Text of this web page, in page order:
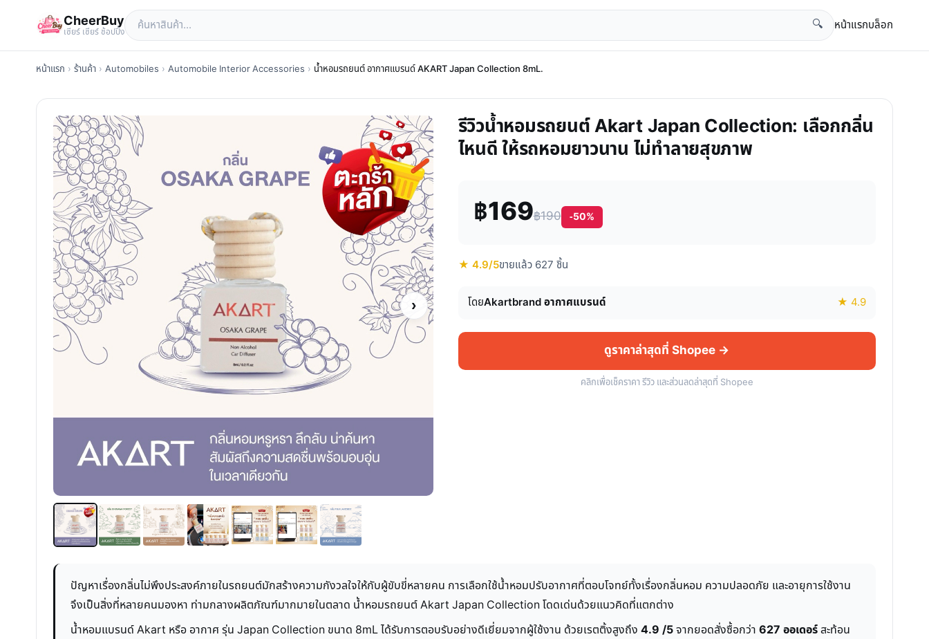
CheerBuy
เซียร์ เซียร์ ช้อปปิ้ง
🔍 หน้าแรกบล็อก
หน้าแรก › ร้านค้า › Automobiles › Automobile Interior Accessories › น้ำหอมรถยนต์ อากาศแบรนด์ AKART Japan Collection 8mL.
›
รีวิวน้ำหอมรถยนต์ Akart Japan Collection: เลือกกลิ่น
ไหนดี ให้รถหอมยาวนาน ไม่ทำลายสุขภาพ
฿169฿190 -50%
★ 4.9/5ขายแล้ว 627 ชิ้น
โดยAkartbrand อากาศแบรนด์ ★ 4.9
ดูราคาล่าสุดที่ Shopee →
คลิกเพื่อเช็คราคา รีวิว และส่วนลดล่าสุดที่ Shopee
ปัญหาเรื่องกลิ่นไม่พึงประสงค์ภายในรถยนต์มักสร้างความกังวลใจให้กับผู้ขับขี่หลายคน การเลือกใช้น้ำหอมปรับอากาศที่ตอบโจทย์ทั้งเรื่องกลิ่นหอม ความปลอดภัย และอายุการใช้งาน
จึงเป็นสิ่งที่หลายคนมองหา ท่ามกลางผลิตภัณฑ์มากมายในตลาด น้ำหอมรถยนต์ Akart Japan Collection โดดเด่นด้วยแนวคิดที่แตกต่าง
น้ำหอมแบรนด์ Akart หรือ อากาศ รุ่น Japan Collection ขนาด 8mL ได้รับการตอบรับอย่างดีเยี่ยมจากผู้ใช้งาน ด้วยเรตติ้งสูงถึง 4.9 /5จากยอดสั่งซื้อกว่า 627 ออเดอร์สะท้อน